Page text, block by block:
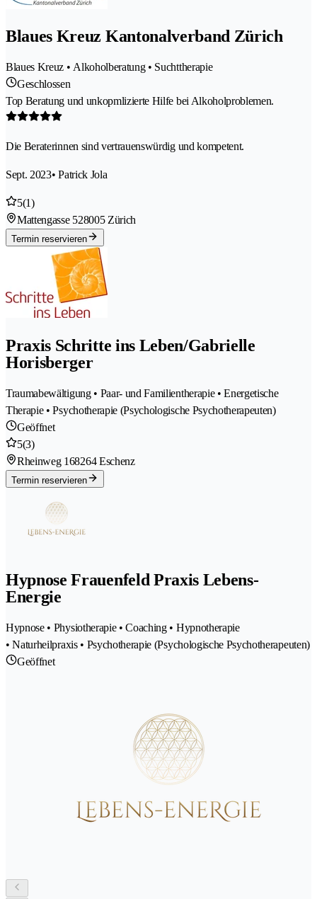
Blaues Kreuz Kantonalverband Zürich
Blaues Kreuz • Alkoholberatung • Suchttherapie
Geschlossen
Top Beratung und unkopmlizierte Hilfe bei Alkoholproblemen.
Die Beraterinnen sind vertrauenswürdig und kompetent.
Sept. 2023• Patrick Jola
5(1)
Mattengasse 528005 Zürich
Termin reservieren
Praxis Schritte ins Leben/Gabrielle
Horisberger
Traumabewältigung • Paar- und Familientherapie • Energetische
Therapie • Psychotherapie (Psychologische Psychotherapeuten)
Geöffnet
5(3)
Rheinweg 168264 Eschenz
Termin reservieren
Hypnose Frauenfeld Praxis Lebens-
Energie
Hypnose • Physiotherapie • Coaching • Hypnotherapie
• Naturheilpraxis • Psychotherapie (Psychologische Psychotherapeuten)
Geöffnet